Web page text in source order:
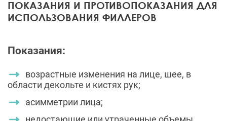
ПОКАЗАНИЯ И ПРОТИВОПОКАЗАНИЯ ДЛЯ
ИСПОЛЬЗОВАНИЯ ФИЛЛЕРОВ
Показания:
возрастные изменения на лице, шее, в
области декольте и кистях рук;
асимметрии лица;